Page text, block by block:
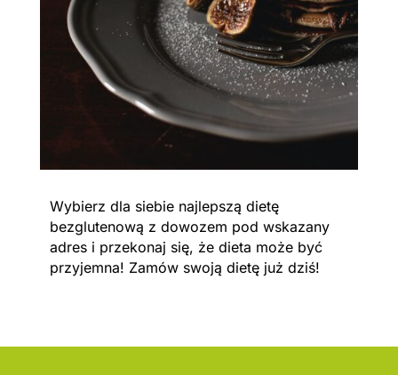
Wybierz dla siebie najlepszą dietę
bezglutenową z dowozem pod wskazany
adres i przekonaj się, że dieta może być
przyjemna! Zamów swoją dietę już dziś!